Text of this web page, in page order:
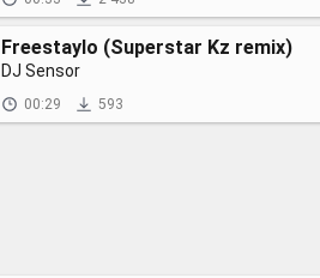
Freestaylo (Superstar Kz remix)
DJ Sensor
00:29 593